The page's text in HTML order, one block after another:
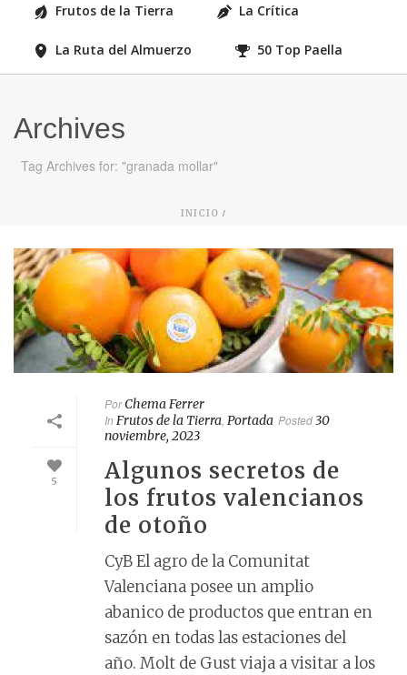
Frutos de la Tierra La Crítica
La Ruta del Almuerzo 50 Top Paella
Archives
Tag Archives for: "granada mollar"
INICIO /
5
PorChema Ferrer
In Frutos de la Tierra, Portada Posted30
noviembre, 2023
Algunos secretos de
los frutos valencianos
de otoño
CyB El agro de la Comunitat
Valenciana posee un amplio
abanico de productos que entran en
sazón en todas las estaciones del
año. Molt de Gust viaja a visitar a los